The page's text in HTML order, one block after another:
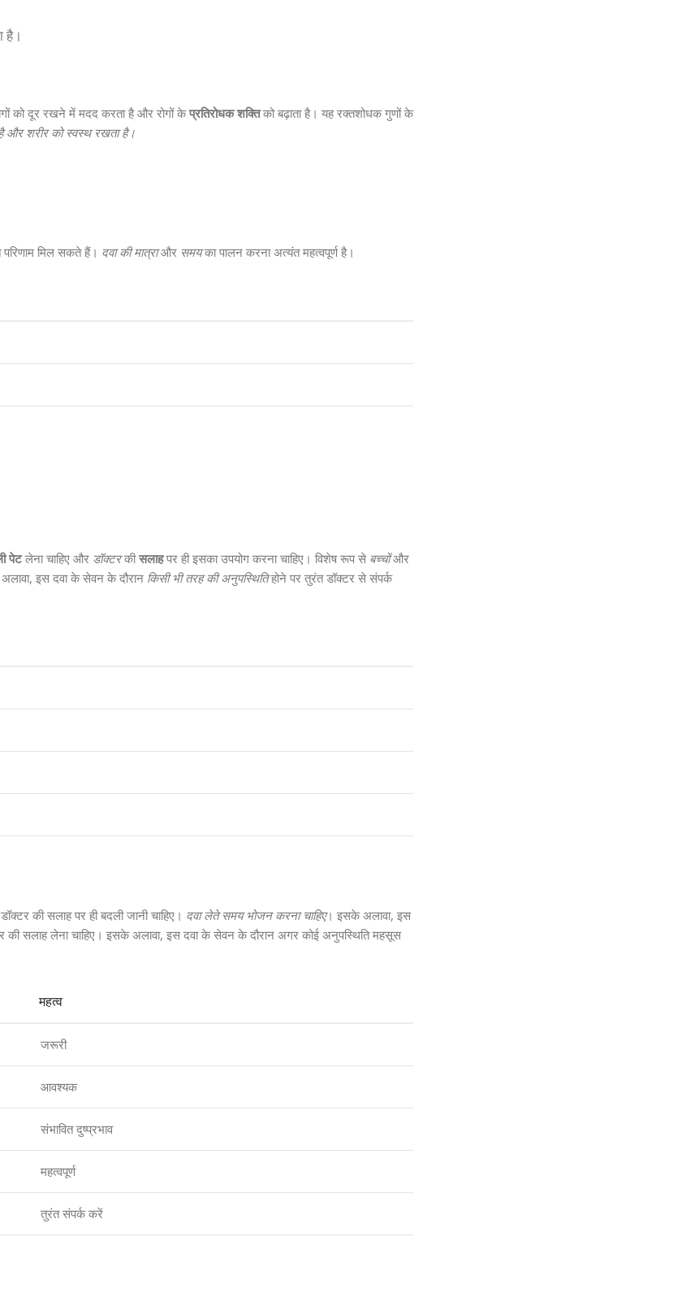
है।
को दूर रखने में मदद करता है और रोगों केप्रतिरोधक शक्तिको बढ़ाता है। यह रक्तशोधक गुणों के
और शरीर को स्वस्थ रखता है।
मिल सकते हैं। दवा की मात्राऔर समयका पालन करना अत्यंत महत्वपूर्ण है।
पेटलेना चाहिए और डॉक्टरकीसलाहपर ही इसका उपयोग करना चाहिए। विशेष रूप से बच्चोंऔर
इस दवा के सेवन के दौरान किसी भी तरह की अनुपस्थितिहोने पर तुरंत डॉक्टर से संपर्क
की सलाह पर ही बदली जानी चाहिए। दवा लेते समय भोजन करना चाहिए। इसके अलावा, इस
की सलाह लेना चाहिए। इसके अलावा, इस दवा के सेवन के दौरान अगर कोई अनुपस्थिति महसूस
महत्व
जरूरी
आवश्यक
संभावित दुष्प्रभाव
महत्वपूर्ण
तुरंत संपर्क करें